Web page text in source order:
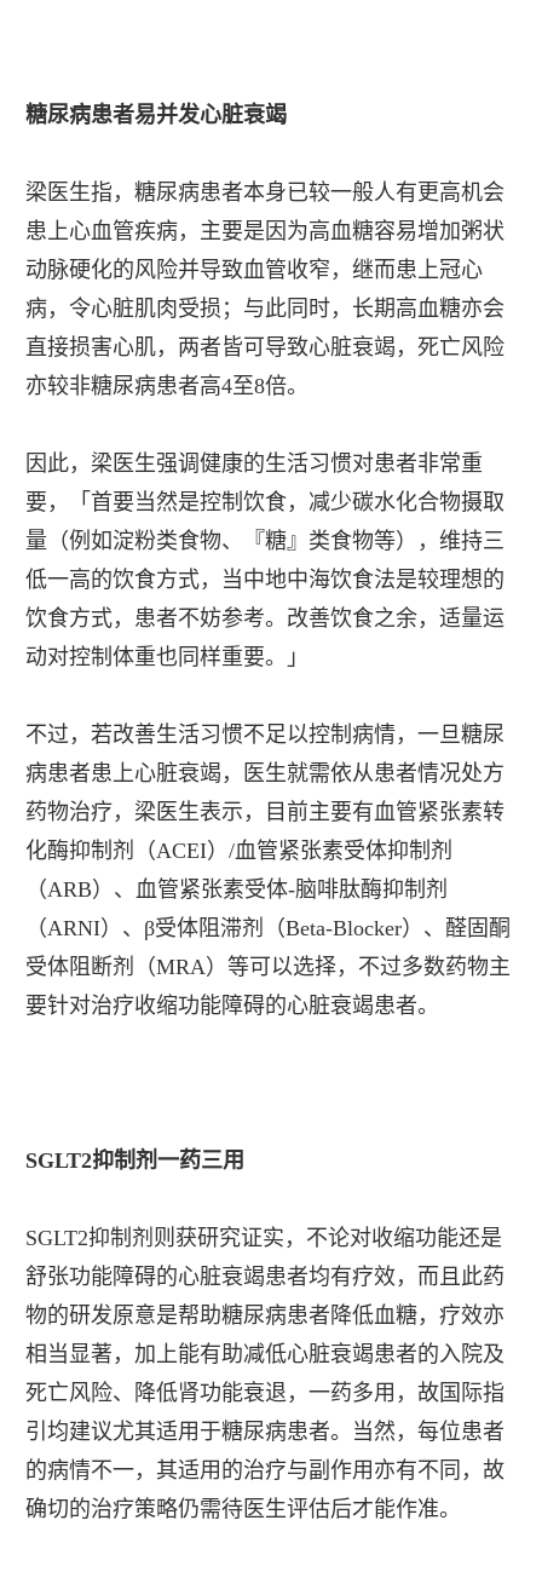
糖尿病患者易并发心脏衰竭
梁医生指，糖尿病患者本身已较一般人有更高机会
患上心血管疾病，主要是因为高血糖容易增加粥状
动脉硬化的风险并导致血管收窄，继而患上冠心
病，令心脏肌肉受损；与此同时，长期高血糖亦会
直接损害心肌，两者皆可导致心脏衰竭，死亡风险
亦较非糖尿病患者高4至8倍。
因此，梁医生强调健康的生活习惯对患者非常重
要，「首要当然是控制饮食，减少碳水化合物摄取
量（例如淀粉类食物、『糖』类食物等），维持三
低一高的饮食方式，当中地中海饮食法是较理想的
饮食方式，患者不妨参考。改善饮食之余，适量运
动对控制体重也同样重要。」
不过，若改善生活习惯不足以控制病情，一旦糖尿
病患者患上心脏衰竭，医生就需依从患者情况处方
药物治疗，梁医生表示，目前主要有血管紧张素转
化酶抑制剂（ACEI）/血管紧张素受体抑制剂
（ARB）、血管紧张素受体-脑啡肽酶抑制剂
（ARNI）、β受体阻滞剂（Beta-Blocker）、醛固酮
受体阻断剂（MRA）等可以选择，不过多数药物主
要针对治疗收缩功能障碍的心脏衰竭患者。
SGLT2抑制剂一药三用
SGLT2抑制剂则获研究证实，不论对收缩功能还是
舒张功能障碍的心脏衰竭患者均有疗效，而且此药
物的研发原意是帮助糖尿病患者降低血糖，疗效亦
相当显著，加上能有助减低心脏衰竭患者的入院及
死亡风险、降低肾功能衰退，一药多用，故国际指
引均建议尤其适用于糖尿病患者。当然，每位患者
的病情不一，其适用的治疗与副作用亦有不同，故
确切的治疗策略仍需待医生评估后才能作准。